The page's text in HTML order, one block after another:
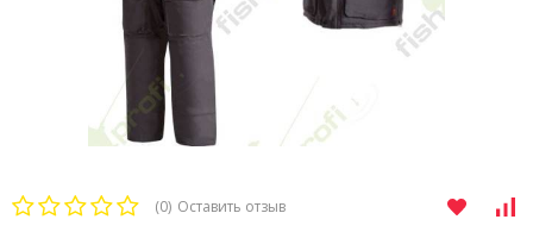
(0) Оставить отзыв